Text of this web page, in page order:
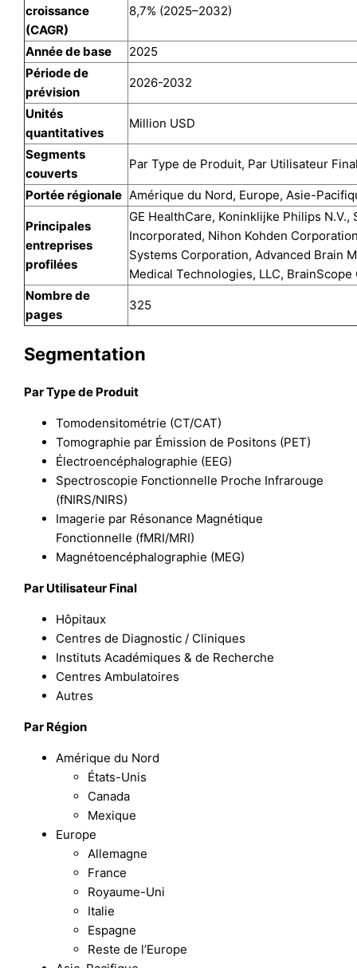
croissance
(CAGR)
8,7% (2025–2032)
Année de base
2025
Période de
prévision
2026-2032
Unités
quantitatives
Million USD
Segments
couverts
Par Type de Produit, Par Utilisateur
Portée régionale Amérique du Nord, Europe, Asie-
Principales
entreprises
profilées
GE HealthCare, Koninklijke Philips
Incorporated, Nihon Kohden
Systems Corporation, Advanced Brain
Medical Technologies, LLC, BrainScope
Nombre de
pages
325
Segmentation
Par Type de Produit
Tomodensitométrie (CT/CAT)
Tomographie par Émission de Positons (PET)
Électroencéphalographie (EEG)
Spectroscopie Fonctionnelle Proche Infrarouge
(fNIRS/NIRS)
Imagerie par Résonance Magnétique
Fonctionnelle (fMRI/MRI)
Magnétoencéphalographie (MEG)
Par Utilisateur Final
Hôpitaux
Centres de Diagnostic / Cliniques
Instituts Académiques & de Recherche
Centres Ambulatoires
Autres
Par Région
Amérique du Nord
États-Unis
Canada
Mexique
Europe
Allemagne
France
Royaume-Uni
Italie
Espagne
Reste de l’Europe